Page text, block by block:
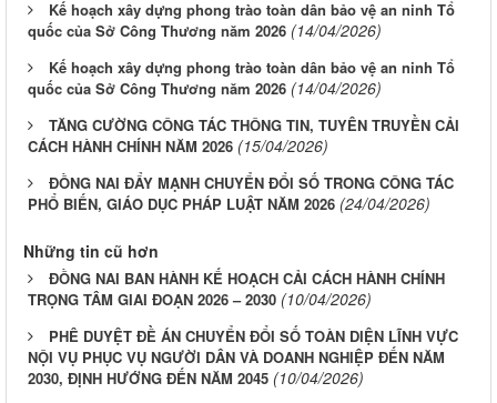
Kế hoạch xây dựng phong trào toàn dân bảo vệ an ninh Tổ
quốc của Sở Công Thương năm 2026 (14/04/2026)
Kế hoạch xây dựng phong trào toàn dân bảo vệ an ninh Tổ
quốc của Sở Công Thương năm 2026 (14/04/2026)
TĂNG CƯỜNG CÔNG TÁC THÔNG TIN, TUYÊN TRUYỀN CẢI
CÁCH HÀNH CHÍNH NĂM 2026 (15/04/2026)
ĐỒNG NAI ĐẨY MẠNH CHUYỂN ĐỔI SỐ TRONG CÔNG TÁC
PHỔ BIẾN, GIÁO DỤC PHÁP LUẬT NĂM 2026 (24/04/2026)
Những tin cũ hơn
ĐỒNG NAI BAN HÀNH KẾ HOẠCH CẢI CÁCH HÀNH CHÍNH
TRỌNG TÂM GIAI ĐOẠN 2026 – 2030 (10/04/2026)
PHÊ DUYỆT ĐỀ ÁN CHUYỂN ĐỔI SỐ TOÀN DIỆN LĨNH VỰC
NỘI VỤ PHỤC VỤ NGƯỜI DÂN VÀ DOANH NGHIỆP ĐẾN NĂM
2030, ĐỊNH HƯỚNG ĐẾN NĂM 2045 (10/04/2026)